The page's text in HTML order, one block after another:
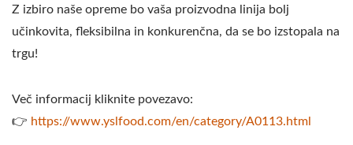
za proizvodnjo sojinega mleka / eversoon, blagovna
znamka podjetja Yung Soon Lih Food Machine Co., Ltd.,
je vodilna na področju naprav za sojino mleko in tofu.
tehnologijo in strokovne izkušnje pri proizvodnji tofuja z
našimi strankami po vsem svetu. Pustite, da postanemo
vaš pomemben in močan partner, ki bo priča rasti in
Z izbiro naše opreme bo vaša proizvodna linija bolj
učinkovita, fleksibilna in konkurenčna, da se bo izstopala na
trgu!
Več informacij kliknite povezavo:
👉 https://www.yslfood.com/en/category/A0113.html